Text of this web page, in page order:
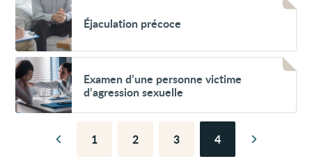
âgées
Éjaculation
précoce
Éjaculation précoce
Voir
Examen
d’une
personne
victime
Examen d’une personne victime
d’agression sexuelle
Page Page
1 Page
2 Page
3 Page
4 Page